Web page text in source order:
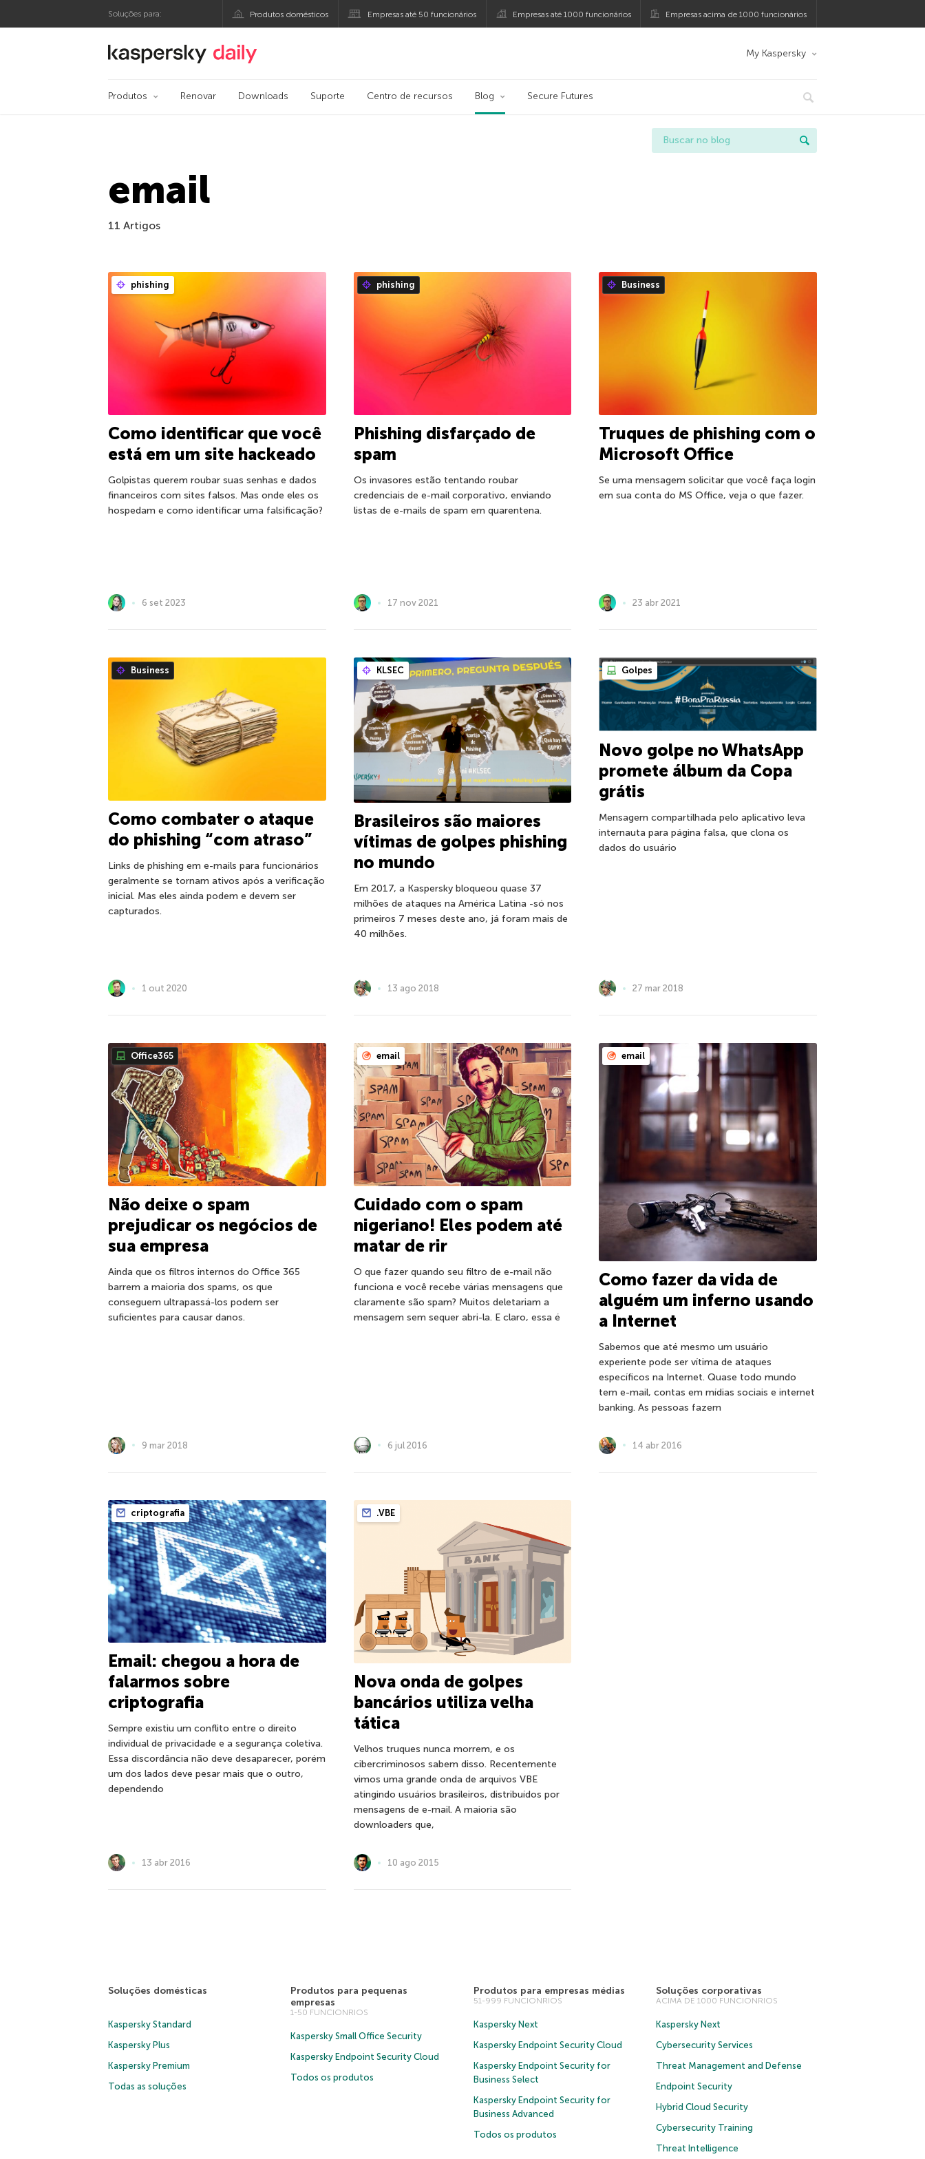
Soluções para: Produtos domésticos Empresas até 50 funcionários Empresas até 1000 funcionários Empresas acima de 1000 funcionários
Blog oficial da Kaspersky My Kaspersky
Produtos Renovar Downloads Suporte Centro de recursos Blog Secure Futures
email
11 Artigos
phishing
Como identificar que você
está em um site hackeado
Golpistas querem roubar suas senhas e dados
financeiros com sites falsos. Mas onde eles os
hospedam e como identificar uma falsificação?
6 set 2023
phishing
Phishing disfarçado de
spam
Os invasores estão tentando roubar
credenciais de e-mail corporativo, enviando
listas de e-mails de spam em quarentena.
17 nov 2021
Business
Truques de phishing com o
Microsoft Office
Se uma mensagem solicitar que você faça login
em sua conta do MS Office, veja o que fazer.
23 abr 2021
Business
Como combater o ataque
do phishing “com atraso”
Links de phishing em e-mails para funcionários
geralmente se tornam ativos após a verificação
inicial. Mas eles ainda podem e devem ser
capturados.
1 out 2020
KLSEC
Brasileiros são maiores
vítimas de golpes phishing
no mundo
Em 2017, a Kaspersky bloqueou quase 37
milhões de ataques na América Latina -só nos
primeiros 7 meses deste ano, já foram mais de
40 milhões.
13 ago 2018
Golpes
Novo golpe no WhatsApp
promete álbum da Copa
grátis
Mensagem compartilhada pelo aplicativo leva
internauta para página falsa, que clona os
dados do usuário
27 mar 2018
Office365
Não deixe o spam
prejudicar os negócios de
sua empresa
Ainda que os filtros internos do Office 365
barrem a maioria dos spams, os que
conseguem ultrapassá-los podem ser
suficientes para causar danos.
9 mar 2018
email
Cuidado com o spam
nigeriano! Eles podem até
matar de rir
O que fazer quando seu filtro de e-mail não
funciona e você recebe várias mensagens que
claramente são spam? Muitos deletariam a
mensagem sem sequer abri-la. E claro, essa é
6 jul 2016
email
Como fazer da vida de
alguém um inferno usando
a Internet
Sabemos que até mesmo um usuário
experiente pode ser vítima de ataques
específicos na Internet. Quase todo mundo
tem e-mail, contas em mídias sociais e internet
banking. As pessoas fazem
14 abr 2016
criptografia
Email: chegou a hora de
falarmos sobre
criptografia
Sempre existiu um conflito entre o direito
individual de privacidade e a segurança coletiva.
Essa discordância não deve desaparecer, porém
um dos lados deve pesar mais que o outro,
dependendo
13 abr 2016
.VBE
Nova onda de golpes
bancários utiliza velha
tática
Velhos truques nunca morrem, e os
cibercriminosos sabem disso. Recentemente
vimos uma grande onda de arquivos VBE
atingindo usuários brasileiros, distribuídos por
mensagens de e-mail. A maioria são
downloaders que,
10 ago 2015
Soluções domésticas
Kaspersky Standard
Kaspersky Plus
Kaspersky Premium
Todas as soluções
Produtos para pequenas
empresas
1-50 FUNCIONRIOS
Kaspersky Small Office Security
Kaspersky Endpoint Security Cloud
Todos os produtos
Produtos para empresas médias
51-999 FUNCIONRIOS
Kaspersky Next
Kaspersky Endpoint Security Cloud
Kaspersky Endpoint Security for
Business Select
Kaspersky Endpoint Security for
Business Advanced
Todos os produtos
Soluções corporativas
ACIMA DE 1000 FUNCIONRIOS
Kaspersky Next
Cybersecurity Services
Threat Management and Defense
Endpoint Security
Hybrid Cloud Security
Cybersecurity Training
Threat Intelligence